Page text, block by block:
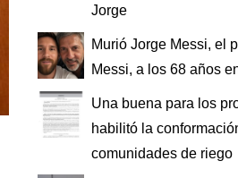
Jorge
Murió Jorge Messi, el
Messi, a los 68 años
Una buena para los
habilitó la
comunidades de riego